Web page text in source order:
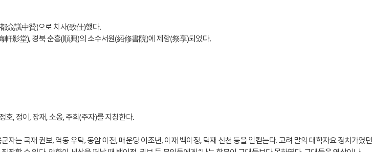
僉議中贊)으로 치사(致仕)했다.
影堂), 경북 순흥(順興)의 소수서원(紹修書院)에 제향(祭享)되었다.
, 정이, 장재, 소옹, 주희(주자)를 지칭한다.
는 국재 권보, 역동 우탁, 동암 이전, 매운당 이조년, 이재 백이정, 덕재 신천 등을 일컫는다. 고려 말의 대학자요 정치가였던